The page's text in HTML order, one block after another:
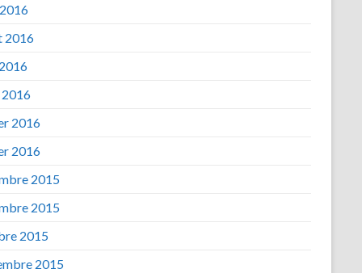
2016
2016
2016
2015
2015
2015
2015